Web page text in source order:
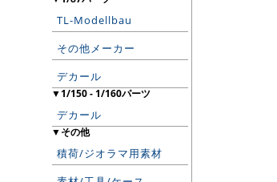
TL-Modellbau
その他メーカー
デカール
▼1/150 - 1/160パーツ
デカール
▼その他
積荷/ジオラマ用素材